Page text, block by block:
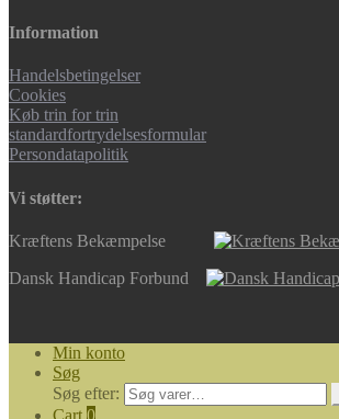
Information
Handelsbetingelser
Cookies
Køb trin for trin
standardfortrydelsesformular
Persondatapolitik
Vi støtter:
Kræftens Bekæmpelse
Dansk Handicap Forbund
Min konto
Søg
Søg efter:
Cart 0